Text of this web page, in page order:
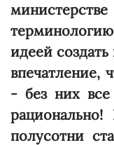
идеей создать
впечатление,
- без них
полусотни